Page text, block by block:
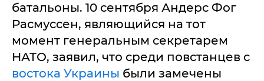
батальоны. 10 сентября Андерс Фог
Расмуссен, являющийся на тот
момент генеральным секретарем
НАТО, заявил, что среди повстанцев с
востока Украины были замечены